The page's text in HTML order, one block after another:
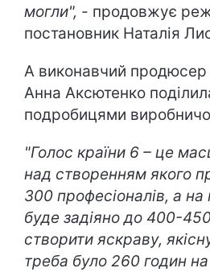
могли", - продовжує
постановник Наталія
А виконавчий продюсер
Анна Аксютенко
подробицями
"Голос країни 6 – це
над створенням якого
300 професіоналів, а
буде задіяно до 400-
створити яскраву,
треба було 260 годин